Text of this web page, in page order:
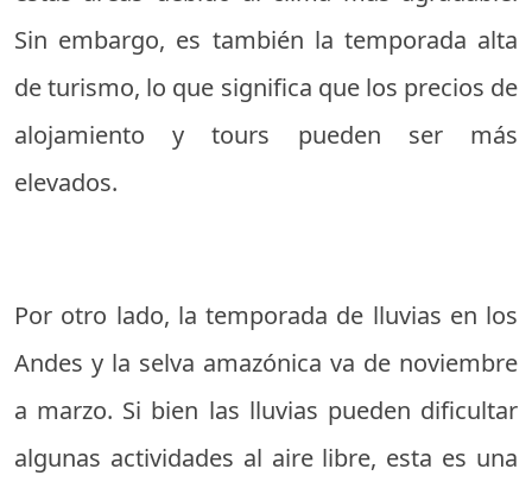
Sin embargo, es también la temporada alta
de turismo, lo que significa que los precios de
alojamiento y tours pueden ser más
elevados.
Por otro lado, la temporada de lluvias en los
Andes y la selva amazónica va de noviembre
a marzo. Si bien las lluvias pueden dificultar
algunas actividades al aire libre, esta es una